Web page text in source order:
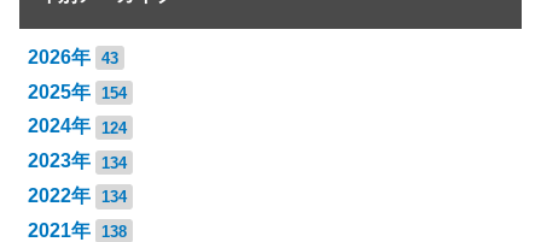
2026年 43
2025年 154
2024年 124
2023年 134
2022年 134
2021年 138